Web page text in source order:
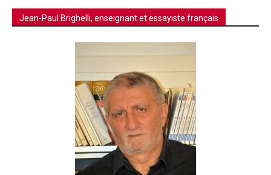
Jean-Paul Brighelli, enseignant et essayiste français